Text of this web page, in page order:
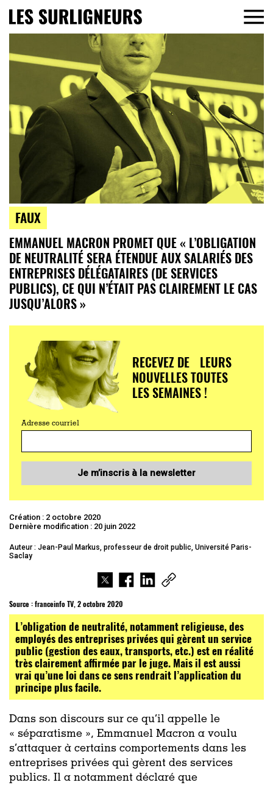
FAUX
EMMANUEL MACRON PROMET QUE « L’OBLIGATION
DE NEUTRALITÉ SERA ÉTENDUE AUX SALARIÉS DES
ENTREPRISES DÉLÉGATAIRES (DE SERVICES
PUBLICS), CE QUI N’ÉTAIT PAS CLAIREMENT LE CAS
JUSQU’ALORS »
RECEVEZ DE LEURS
NOUVELLES TOUTES
LES SEMAINES !
Adresse courriel
Je m’inscris à la newsletter
Création : 2 octobre 2020
Dernière modification : 20 juin 2022
Auteur : Jean-Paul Markus, professeur de droit public, Université Paris-
Saclay
Source :franceinfo TV, 2 octobre 2020
L’obligation de neutralité, notamment religieuse, des
employés des entreprises privées qui gèrent un service
public (gestion des eaux, transports, etc.) est en réalité
très clairement affirmée par le juge. Mais il est aussi
vrai qu’une loi dans ce sens rendrait l’application du
principe plus facile.
Dans son discours sur ce qu’il appelle le
« séparatisme », Emmanuel Macron a voulu
s’attaquer à certains comportements dans les
entreprises privées qui gèrent des services
publics. Il a notamment déclaré que